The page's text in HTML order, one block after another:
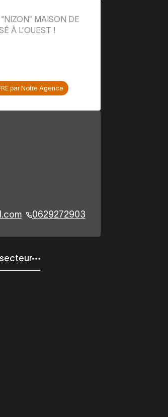
MAISON DE
À L’OUEST !
par Notre Agence
0629272903